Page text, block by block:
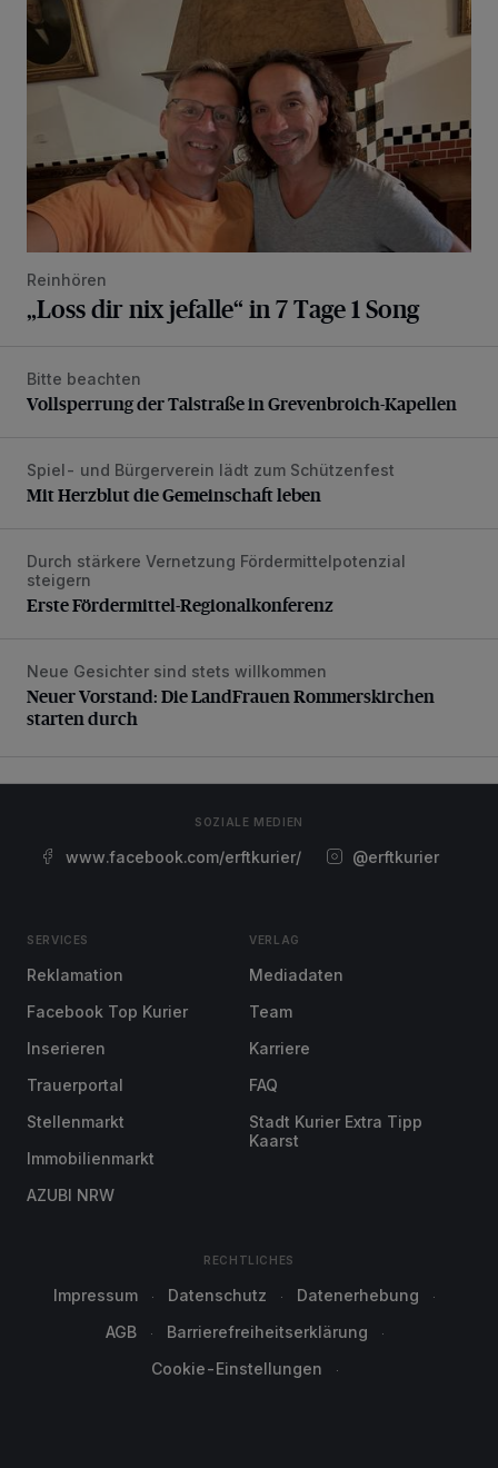
Reinhören
„Loss dir nix jefalle“ in 7 Tage 1 Song
Vollsperrung der Talstraße in Grevenbroich-Kapellen
Bitte beachten
Vollsperrung der Talstraße in Grevenbroich-Kapellen
Mit Herzblut die Gemeinschaft leben
Spiel- und Bürgerverein lädt zum Schützenfest
Mit Herzblut die Gemeinschaft leben
Erste Fördermittel-Regionalkonferenz
Durch stärkere Vernetzung Fördermittelpotenzial
steigern
Erste Fördermittel-Regionalkonferenz
Neuer Vorstand: Die LandFrauen Rommerskirchen starten
Neue Gesichter sind stets willkommen
Neuer Vorstand: Die LandFrauen Rommerskirchen
starten durch
SOZIALE MEDIEN
www.facebook.com/erftkurier/ @erftkurier
SERVICES
Reklamation
Facebook Top Kurier
Inserieren
Trauerportal
Stellenmarkt
Immobilienmarkt
AZUBI NRW
VERLAG
Mediadaten
Team
Karriere
FAQ
Stadt Kurier Extra Tipp
Kaarst
RECHTLICHES
Impressum Datenschutz
Datenerhebung
AGB
Barrierefreiheitserklärung
Cookie-Einstellungen